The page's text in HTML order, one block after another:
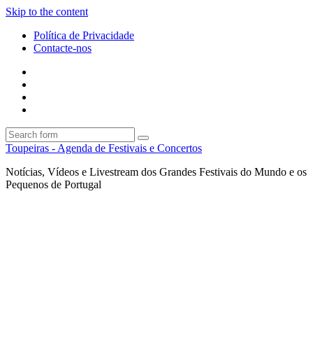
Skip to the content
Política de Privacidade
Contacte-nos
Search
Toupeiras - Agenda de Festivais e Concertos
Notícias, Vídeos e Livestream dos Grandes Festivais do Mundo e os
Pequenos de Portugal